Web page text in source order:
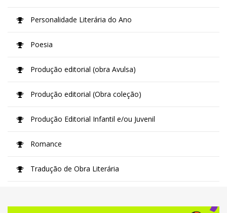
Personalidade Literária do Ano
Poesia
Produção editorial (obra Avulsa)
Produção editorial (Obra coleção)
Produção Editorial Infantil e/ou Juvenil
Romance
Tradução de Obra Literária